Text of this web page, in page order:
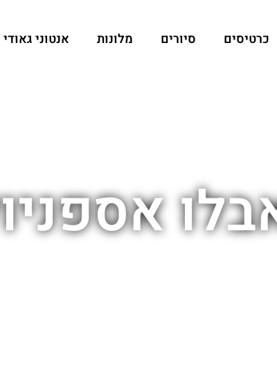
כרטיסים סיורים מלונות אנטוני גאודי